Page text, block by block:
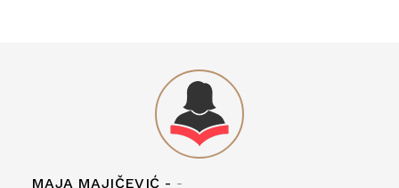
MAJA MAJIČEVIĆ - -